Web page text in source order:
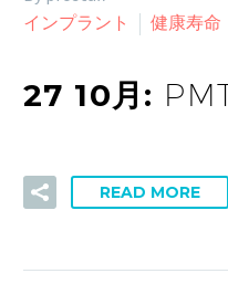
インプラント
健康寿命
27 10月:
READ MORE